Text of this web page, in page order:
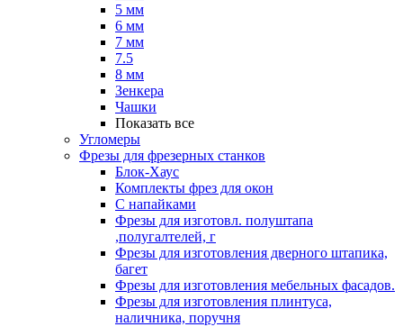
5 мм
6 мм
7 мм
7.5
8 мм
Зенкера
Чашки
Показать все
Угломеры
Фрезы для фрезерных станков
Блок-Хаус
Комплекты фрез для окон
С напайками
Фрезы для изготовл. полуштапа
,полугалтелей, г
Фрезы для изготовления дверного штапика,
багет
Фрезы для изготовления мебельных фасадов.
Фрезы для изготовления плинтуса,
наличника, поручня